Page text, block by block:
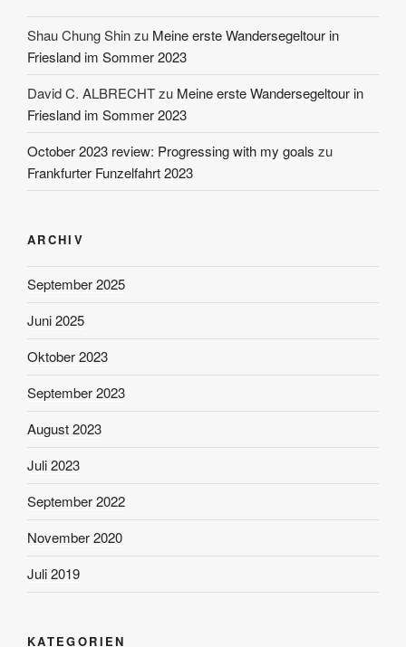
Shau Chung Shinzu Meine erste Wandersegeltour in
Friesland im Sommer 2023
David C. ALBRECHTzu Meine erste Wandersegeltour in
Friesland im Sommer 2023
October 2023 review: Progressing with my goals zu
Frankfurter Funzelfahrt 2023
ARCHIV
September 2025
Juni 2025
Oktober 2023
September 2023
August 2023
Juli 2023
September 2022
November 2020
Juli 2019
KATEGORIEN